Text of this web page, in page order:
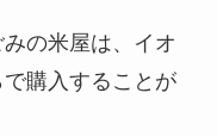
の米屋は、イオ
購入することが